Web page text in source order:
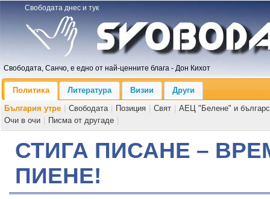
Свободата днес и тук
Свободата, Санчо, е едно от най-ценните блага - Дон Кихот
Политика Литература Визии
Други
България утре
Свободата Позиция Свят
АЕЦ "Белене" и
Очи в очи
Писма от другаде
СТИГА ПИСАНЕ –
ПИЕНЕ!